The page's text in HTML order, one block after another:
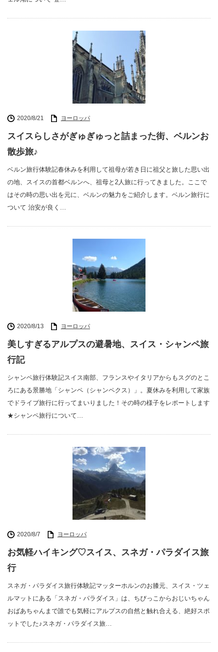
2020/8/21 ヨーロッパ
スイスらしさがぎゅぎゅっと詰まった街、ベルンお
散歩旅♪
ベルン旅行体験記春休みを利用して祖母が若き日に祖父と旅した思い出
の地、スイスの首都ベルンへ、祖母と2人旅に行ってきました。ここで
はその時の思い出を元に、ベルンの魅力をご紹介します。ベルン旅行に
ついて 治安が良く…
2020/8/13 ヨーロッパ
美しすぎるアルプスの避暑地、スイス・シャンペ旅
行記
シャンペ旅行体験記スイス南部、フランスやイタリアからもスグのとこ
ろにある景勝地「シャンペ（シャンペクス）」。夏休みを利用して家族
でドライブ旅行に行ってまいりました！その時の様子をレポートします
★シャンペ旅行について…
2020/8/7 ヨーロッパ
お気軽ハイキング♡スイス、スネガ・パラダイス旅
行
スネガ・パラダイス旅行体験記マッターホルンのお膝元、スイス・ツェ
ルマットにある「スネガ・パラダイス」は、ちびっこからおじいちゃん
おばあちゃんまで誰でも気軽にアルプスの自然と触れ合える、絶好スポ
ットでした♪スネガ・パラダイス旅…